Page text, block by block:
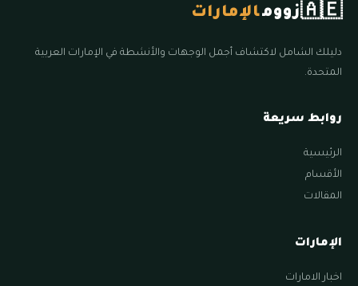
🇦🇪زوومالإمارات
دليلك الشامل لاكتشاف أجمل الوجهات والأنشطة في الإمارات العربية
المتحدة.
روابط سريعة
الرئيسية
الأقسام
المقالات
الإمارات
اخبار الامارات